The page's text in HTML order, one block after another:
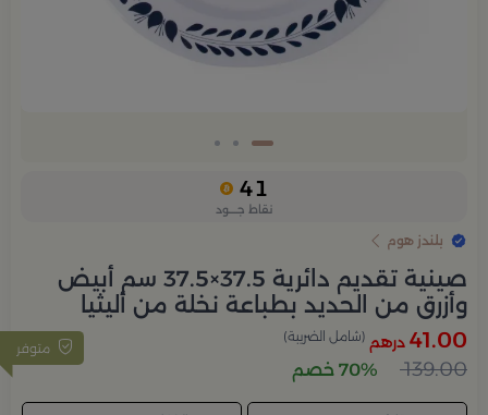
41
نقاط جــــود
بلندز هوم
صينية تقديم دائرية 37.5×37.5 سم أبيض
وأزرق من الحديد بطباعة نخلة من أليثيا
متوفر 41.00 درهم (شامل الضريبة)
139.00 70% خصم